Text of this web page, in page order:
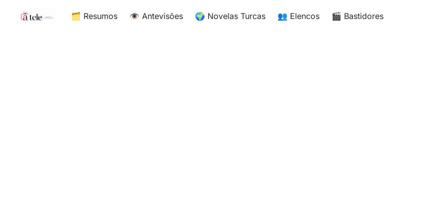
🗂 Resumos 👁 Antevisões 🌍 Novelas Turcas 👥 Elencos 🎬 Bastidores